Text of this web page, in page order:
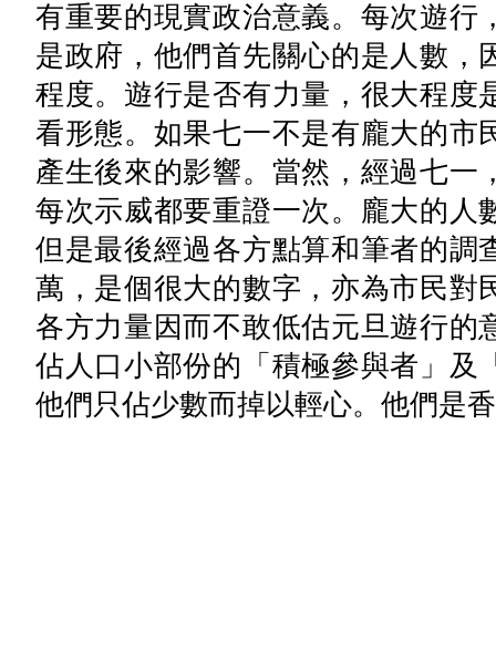
有重要的現實政治意義。每次遊行
是政府，他們首先關心的是人數，
程度。遊行是否有力量，很大程度
看形態。如果七一不是有龐大的市
產生後來的影響。當然，經過七一
每次示威都要重證一次。龐大的人
但是最後經過各方點算和筆者的調
萬，是個很大的數字，亦為市民對
各方力量因而不敢低估元旦遊行的
佔人口小部份的「積極參與者」及
他們只佔少數而掉以輕心。他們是